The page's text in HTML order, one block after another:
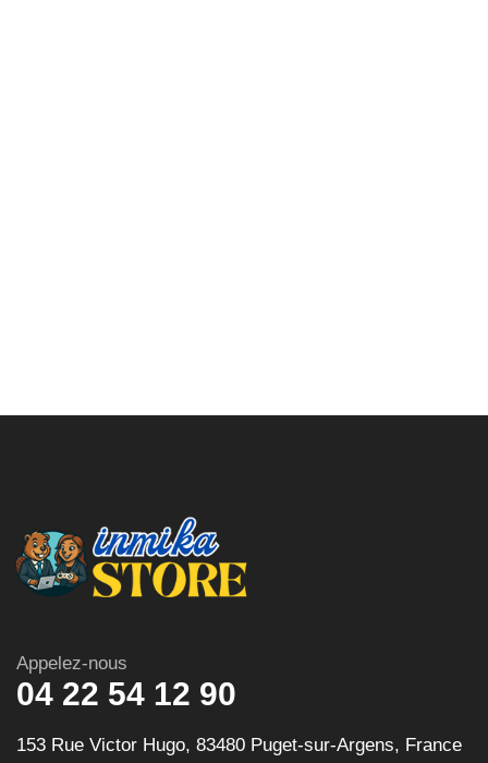
Appelez-nous
04 22 54 12 90
153 Rue Victor Hugo, 83480 Puget-sur-Argens, France